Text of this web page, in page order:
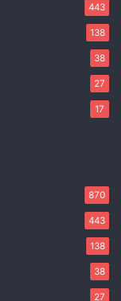
443
138
38
27
17
870
443
138
38
27